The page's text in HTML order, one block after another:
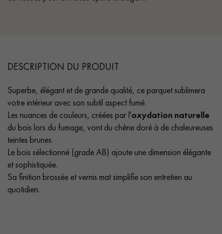
DESCRIPTION DU PRODUIT
Superbe, élégant et de grande qualité, ce parquet sublimera
votre intérieur avec son subtil aspect fumé.
Les nuances de couleurs, créées par l'oxydation naturelle
du bois lors du fumage, vont du chêne doré à de chaleureuses
teintes brunes.
Le bois sélectionné (grade AB) ajoute une dimension élégante
et sophistiquée.
Sa finition brossée et vernis mat simplifie son entretien au
quotidien.